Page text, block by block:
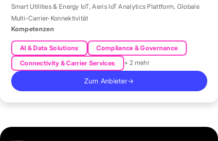
Smart Utilities & Energy IoT,Aeris IoT Analytics Plattform, Globale
Multi-Carrier-Konnektivität
Kompetenzen
AI & Data Solutions
Compliance & Governance
Connectivity & Carrier Services
+ 2 mehr
Zum Anbieter→